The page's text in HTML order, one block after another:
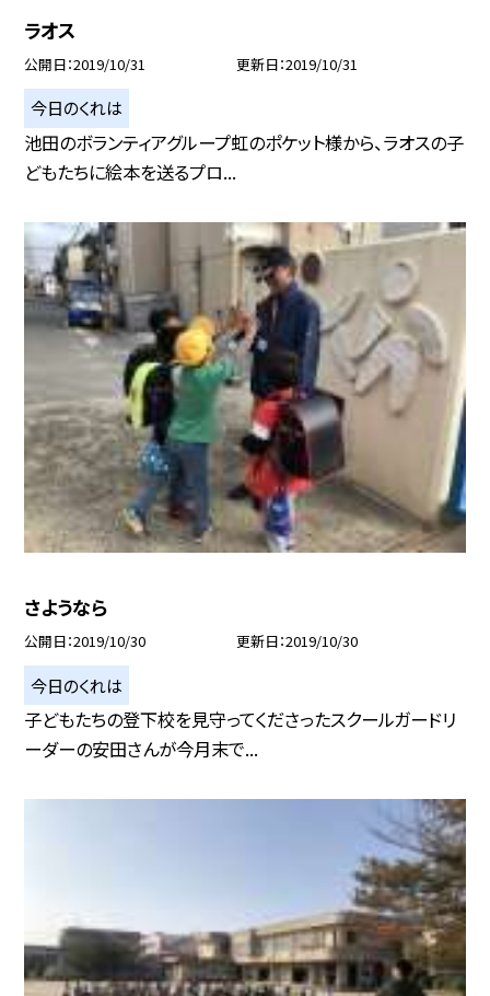
ラオス
公開日 2019/10/31 更新日 2019/10/31
今日のくれは
池田のボランティアグループ虹のポケット様から、ラオスの子
どもたちに絵本を送るプロ...
さようなら
公開日 2019/10/30 更新日 2019/10/30
今日のくれは
子どもたちの登下校を見守ってくださったスクールガードリ
ーダーの安田さんが今月末で...